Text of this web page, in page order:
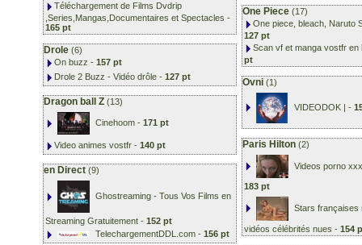
Téléchargement de Films Dvdrip
,Series,Mangas,Documentaires et Spectacles -
165 pt
Drole (6)
On buzz - 157 pt
Drole 2 Buzz - Vidéo drôle - 127 pt
Dragon ball Z (13)
Cinehoom - 171 pt
Video animes vostfr - 140 pt
en Direct (9)
Ghostreaming - Tous Vos Films en
Streaming Gratuitement - 152 pt
TelechargementDDL.com - 156 pt
One Piece (17)
One piece, bleach, Naruto
127 pt
Scan vf et manga vostfr en
pt
Ovni (1)
VIDEODOK | -
Paris Hilton (2)
Videos porno
183 pt
Stars françaises
vidéos célébrités nues - 154